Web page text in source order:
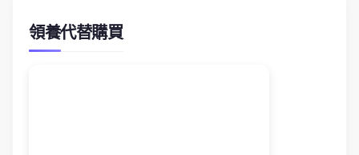
領養代替購買